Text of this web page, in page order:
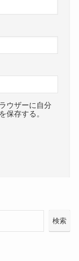
ウザーに自分
保存する。
検索